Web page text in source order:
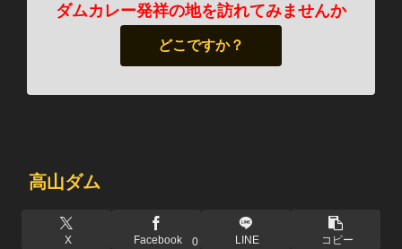
ダムカレー発祥の地を訪れてみませんか
どこですか？
高山ダム
X Facebook 0 LINE コピー